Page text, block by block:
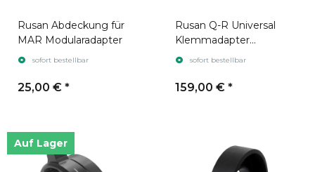
Rusan Abdeckung für
MAR Modularadapter
sofort bestellbar
25,00 € *
Rusan Q-R Universal
Klemmadapter
(M52x0.75) SHORT
sofort bestellbar
159,00 € *
Auf Lager